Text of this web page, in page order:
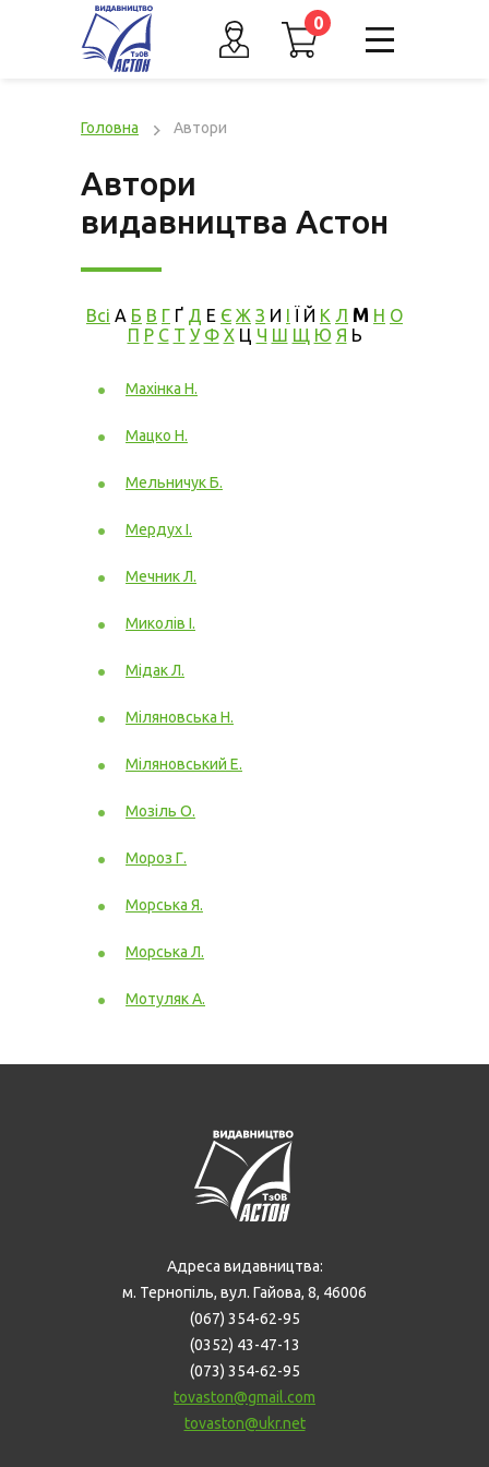
0
Головна Автори
Автори
видавництва Астон
Всі А Б В Г Ґ Д Е Є Ж З И І Ї Й К Л М Н О
П Р С Т У Ф Х Ц Ч Ш Щ Ю Я Ь
Махінка Н.
Мацко Н.
Мельничук Б.
Мердух І.
Мечник Л.
Миколів І.
Мідак Л.
Міляновська Н.
Міляновський Е.
Мозіль О.
Мороз Г.
Морська Я.
Морська Л.
Мотуляк А.
Адреса видавництва:
м. Тернопіль, вул. Гайова, 8, 46006
(067) 354-62-95
(0352) 43-47-13
(073) 354-62-95
tovaston@gmail.com
tovaston@ukr.net